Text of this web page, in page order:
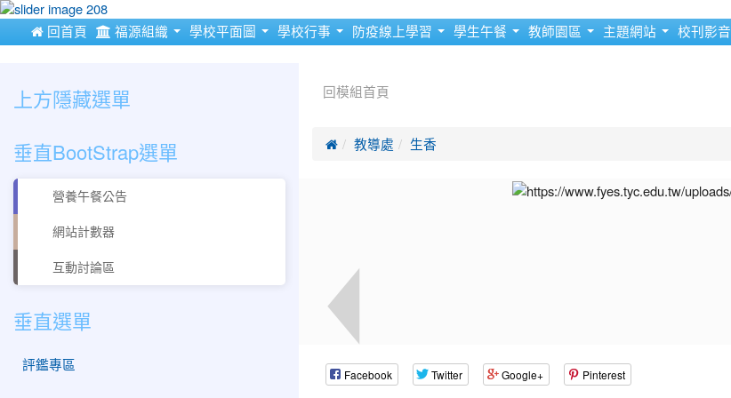
 回首頁 福源組織 學校平面圖 學校行事 防疫線上學習 學生午餐 教師園區 主題網站 校刊影音
回模組首頁
 教導處 生香
Facebook Twitter Google+ Pinterest
上方隱藏選單
垂直BootStrap選單
營養午餐公告
網站計數器
互動討論區
垂直選單
評鑑專區